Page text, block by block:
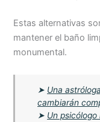
Estas alternativas
mantener el baño
monumental.
➤ Una
cambiarán
➤ Un psicólogo